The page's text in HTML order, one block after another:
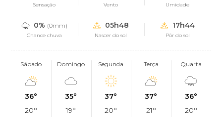
Sensação Vento Umidade
0% (0mm)
Chance chuva
05h48
Nascer do sol
17h44
Pôr do sol
Sábado
36°
20°
Domingo
35°
19°
Segunda
37°
20°
Terça
37°
21°
Quarta
36°
20°